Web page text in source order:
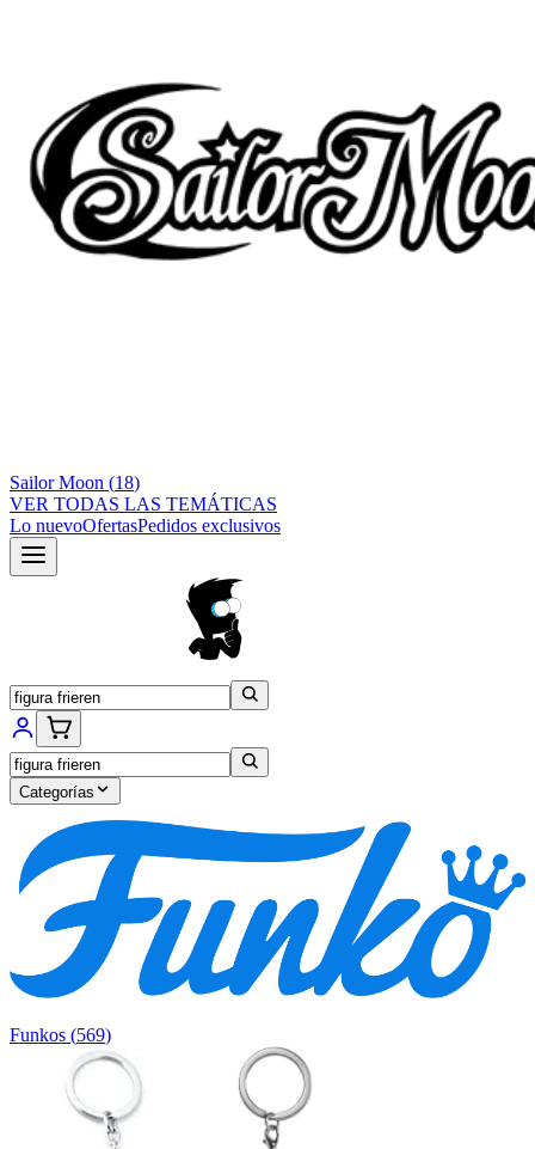
Sailor Moon (18)
VER TODAS LAS TEMÁTICAS
Lo nuevoOfertasPedidos exclusivos
Categorías
Funkos (569)